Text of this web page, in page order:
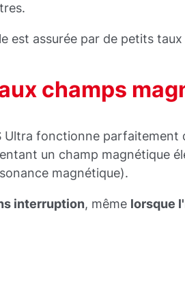
est assurée par de petits
champs
Ultra fonctionne parfaitement
un champ magnétique
magnétique).
interruption, même lorsque